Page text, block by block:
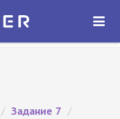
ОТКРЫТЬ
/ Задание 7 /